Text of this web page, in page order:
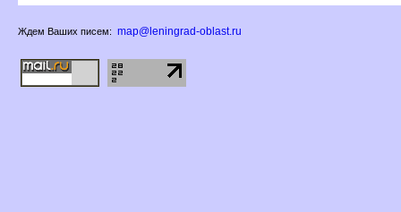
Ждем Ваших писем: map@leningrad-oblast.ru